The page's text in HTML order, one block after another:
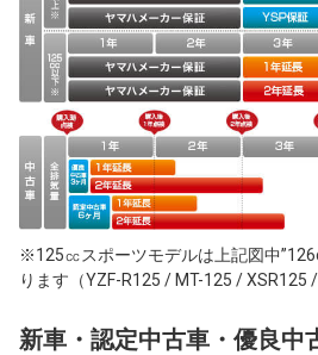
※125㏄スポーツモデルは上記図中
ります（YZF-R125 / MT-125 / XSR125 /
新車・認定中古車・優良中